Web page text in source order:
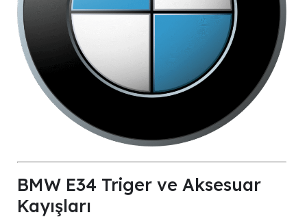
BMW E34 Triger ve Aksesuar
Kayışları